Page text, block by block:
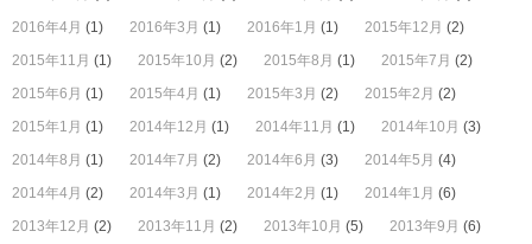
2016年4月 (1) 2016年3月 (1) 2016年1月 (1) 2015年12月 (2)
2015年11月 (1) 2015年10月 (2) 2015年8月 (1) 2015年7月 (2)
2015年6月 (1) 2015年4月 (1) 2015年3月 (2) 2015年2月 (2)
2015年1月 (1) 2014年12月 (1) 2014年11月 (1) 2014年10月 (3)
2014年8月 (1) 2014年7月 (2) 2014年6月 (3) 2014年5月 (4)
2014年4月 (2) 2014年3月 (1) 2014年2月 (1) 2014年1月 (6)
2013年12月 (2) 2013年11月 (2) 2013年10月 (5) 2013年9月 (6)